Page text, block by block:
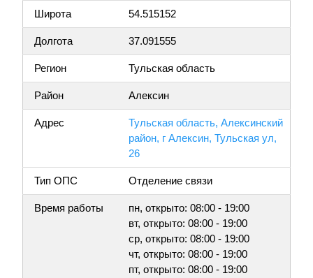
Широта 54.515152
Долгота 37.091555
Регион Тульская область
Район Алексин
Адрес
Тульская область, Алексинский
район, г Алексин, Тульская ул,
26
Тип ОПС Отделение связи
Время работы
пн, открыто: 08:00 - 19:00
вт, открыто: 08:00 - 19:00
ср, открыто: 08:00 - 19:00
чт, открыто: 08:00 - 19:00
пт, открыто: 08:00 - 19:00